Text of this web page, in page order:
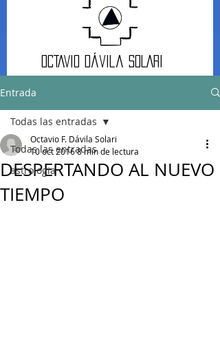
oCTAVIO DÁvila SOLARI
Entrada
Todas las entradas
astrologia
Todas las entradas
DESPERTANDO AL NUEVO
TIEMPO
Octavio F. Dávila Solari
10 oct 20168 min de lectura